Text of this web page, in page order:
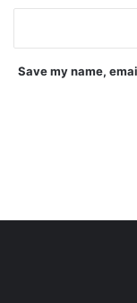
Save my name,